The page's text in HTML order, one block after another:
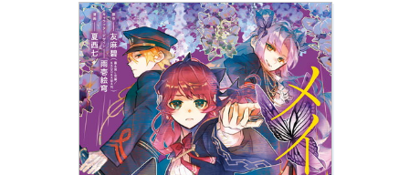
会社情報 採用情報